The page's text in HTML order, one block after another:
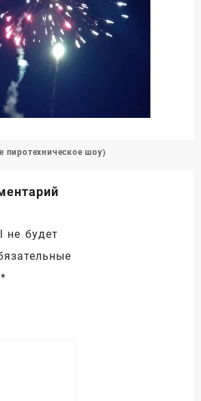
пиротехническое шоу)
не будет
*